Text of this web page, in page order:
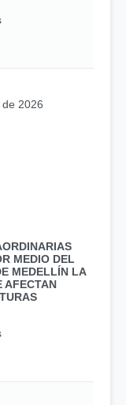
2026
MEDIO DEL
MEDELLÍN LA
AFECTAN